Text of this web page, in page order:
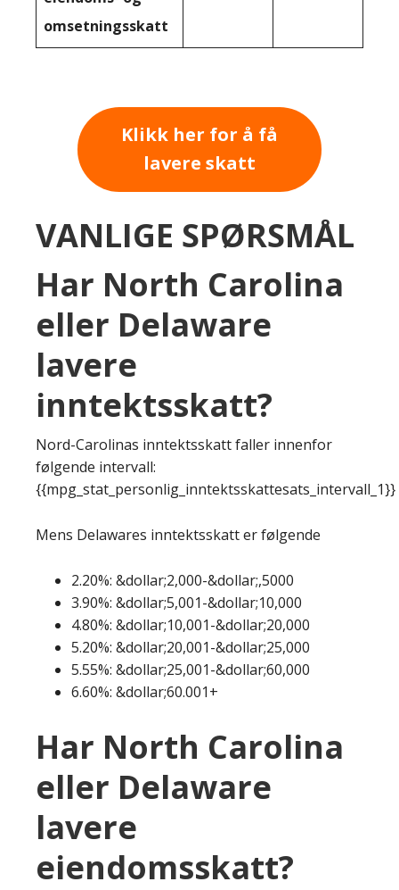
omsetningsskatt
Klikk her for å få
lavere skatt
VANLIGE SPØRSMÅL
Har North Carolina
eller Delaware
lavere
inntektsskatt?
Nord-Carolinas inntektsskatt faller innenfor
følgende intervall:
{{mpg_stat_personlig_inntektsskattesats_intervall_1}}
Mens Delawares inntektsskatt er følgende
2.20%: &dollar;2,000-&dollar;,5000
3.90%: &dollar;5,001-&dollar;10,000
4.80%: &dollar;10,001-&dollar;20,000
5.20%: &dollar;20,001-&dollar;25,000
5.55%: &dollar;25,001-&dollar;60,000
6.60%: &dollar;60.001+
Har North Carolina
eller Delaware
lavere
eiendomsskatt?